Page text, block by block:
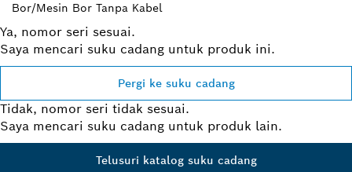
Bor/Mesin Bor Tanpa Kabel
Ya, nomor seri sesuai.
Saya mencari suku cadang untuk produk ini.
Pergi ke suku cadang
Tidak, nomor seri tidak sesuai.
Saya mencari suku cadang untuk produk lain.
Telusuri katalog suku cadang